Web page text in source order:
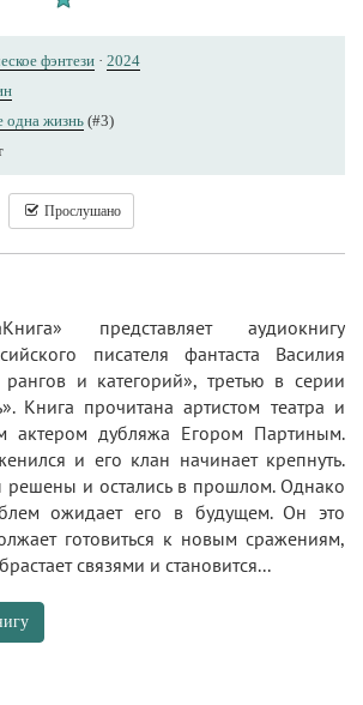
фэнтези · 2024
одна жизнь (#3)
Прослушано
представляет аудиокнигу
писателя фантаста Василия
и категорий», третью в серии
Книга прочитана артистом театра и
актером дубляжа Егором Партиным.
и его клан начинает крепнуть.
и остались в прошлом. Однако
ожидает его в будущем. Он это
готовиться к новым сражениям,
связями и становится...